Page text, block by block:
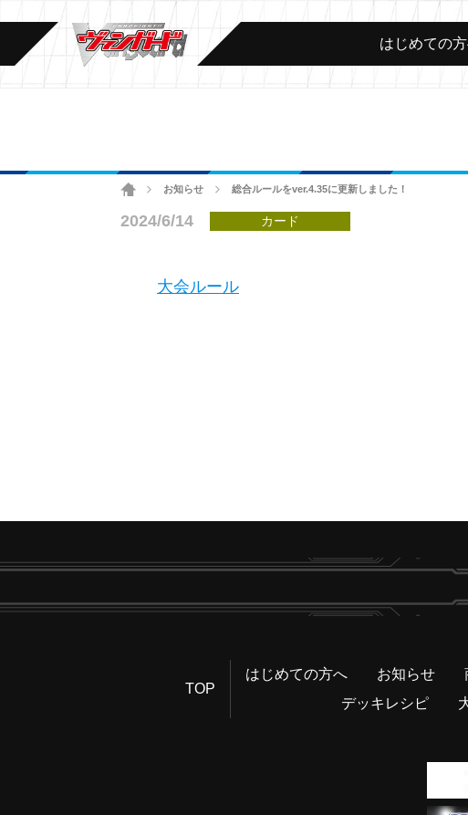
はじめての
ホームお知らせ 総合ルールをver.4.35に更新しました！
2024/6/14 カード
大会ルール
TOP
はじめての方へ お知らせ
デッキレシピ